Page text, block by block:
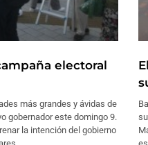
electoral
más grandes y ávidas de
gobernador este domingo 9.
la intención del gobierno